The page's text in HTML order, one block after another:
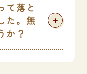
て落と
た。無
か？
+